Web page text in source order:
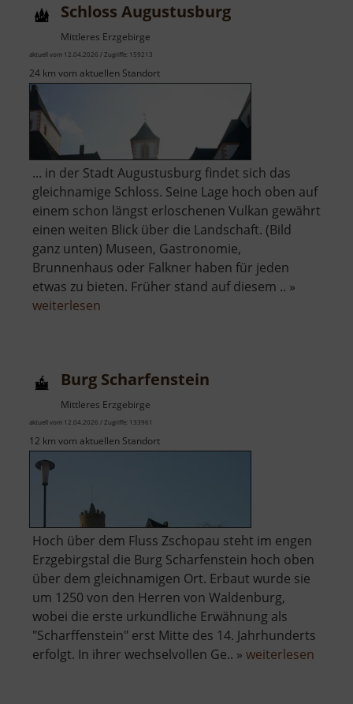
Schloss Augustusburg
Mittleres Erzgebirge
aktuell vom 12.04.2026 / Zugriffe: 159213
24 km vom aktuellen Standort
... in der Stadt Augustusburg findet sich das
gleichnamige Schloss. Seine Lage hoch oben auf
einem schon längst erloschenen Vulkan gewährt
einen weiten Blick über die Landschaft. (Bild
ganz unten) Museen, Gastronomie,
Brunnenhaus oder Falkner haben für jeden
etwas zu bieten. Früher stand auf diesem .. »
weiterlesen
Burg Scharfenstein
Mittleres Erzgebirge
aktuell vom 12.04.2026 / Zugriffe: 133961
12 km vom aktuellen Standort
Hoch über dem Fluss Zschopau steht im engen
Erzgebirgstal die Burg Scharfenstein hoch oben
über dem gleichnamigen Ort. Erbaut wurde sie
um 1250 von den Herren von Waldenburg,
wobei die erste urkundliche Erwähnung als
"Scharffenstein" erst Mitte des 14. Jahrhunderts
erfolgt. In ihrer wechselvollen Ge.. » weiterlesen